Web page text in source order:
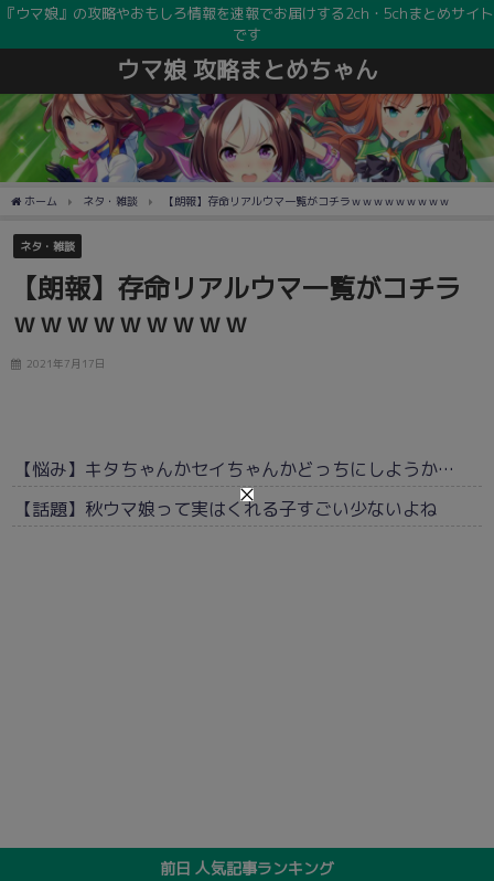
『ウマ娘』の攻略やおもしろ情報を速報でお届けする2ch・5chまとめサイト
です
ウマ娘 攻略まとめちゃん
ホーム ネタ・雑談 【朗報】存命リアルウマ一覧がコチラｗｗｗｗｗｗｗｗｗ
ネタ・雑談
【朗報】存命リアルウマ一覧がコチラ
ｗｗｗｗｗｗｗｗｗ
2021年7月17日
【悩み】キタちゃんかセイちゃんかどっちにしようか…
【話題】秋ウマ娘って実はくれる子すごい少ないよね
前日 人気記事ランキング